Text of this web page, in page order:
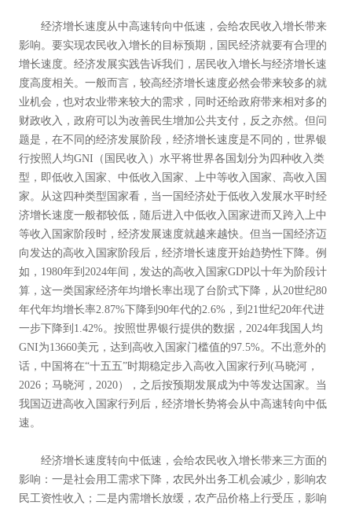
经济增长速度从中高速转向中低速，会给农民收入增长带来
影响。要实现农民收入增长的目标预期，国民经济就要有合理的
增长速度。经济发展实践告诉我们，居民收入增长与经济增长速
度高度相关。一般而言，较高经济增长速度必然会带来较多的就
业机会，也对农业带来较大的需求，同时还给政府带来相对多的
财政收入，政府可以为改善民生增加公共支付，反之亦然。但问
题是，在不同的经济发展阶段，经济增长速度是不同的，世界银
行按照人均GNI（国民收入）水平将世界各国划分为四种收入类
型，即低收入国家、中低收入国家、上中等收入国家、高收入国
家。从这四种类型国家看，当一国经济处于低收入发展水平时经
济增长速度一般都较低，随后进入中低收入国家进而又跨入上中
等收入国家阶段时，经济发展速度就越来越快。但当一国经济迈
向发达的高收入国家阶段后，经济增长速度开始趋势性下降。例
如，1980年到2024年间，发达的高收入国家GDP以十年为阶段计
算，这一类国家经济年均增长率出现了台阶式下降，从20世纪80
年代年均增长率2.87%下降到90年代的2.6%，到21世纪20年代进
一步下降到1.42%。按照世界银行提供的数据，2024年我国人均
GNI为13660美元，达到高收入国家门槛值的97.5%。不出意外的
话，中国将在“十五五”时期稳定步入高收入国家行列(马晓河，
2026；马晓河，2020），之后按预期发展成为中等发达国家。当
我国迈进高收入国家行列后，经济增长势将会从中高速转向中低
速。
经济增长速度转向中低速，会给农民收入增长带来三方面的
影响：一是社会用工需求下降，农民外出务工机会减少，影响农
民工资性收入；二是内需增长放缓，农产品价格上行受压，影响